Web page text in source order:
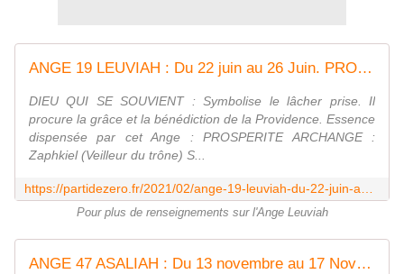
ANGE 19 LEUVIAH : Du 22 juin au 26 Juin. PROSPÉRITÉ - Evoluons quotidiennement avec Parti de zéro
DIEU QUI SE SOUVIENT : Symbolise le lâcher prise. Il
procure la grâce et la bénédiction de la Providence. Essence
dispensée par cet Ange : PROSPERITE ARCHANGE :
Zaphkiel (Veilleur du trône) S...
https://partidezero.fr/2021/02/ange-19-leuviah-du-22-juin-au-26-juin.jour-1.22-juin.html
Pour plus de renseignements sur l'Ange Leuviah
ANGE 47 ASALIAH : Du 13 novembre au 17 Novembre. CONTEMPLATION - Evoluons quotidiennement avec Parti de zéro